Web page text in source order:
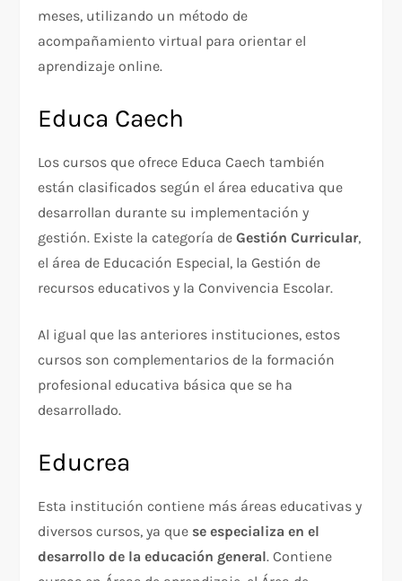
meses, utilizando un método de
acompañamiento virtual para orientar el
aprendizaje online.
Educa Caech
Los cursos que ofrece Educa Caech también
están clasificados según el área educativa que
desarrollan durante su implementación y
gestión. Existe la categoría deGestión Curricular,
el área de Educación Especial, la Gestión de
recursos educativos y la Convivencia Escolar.
Al igual que las anteriores instituciones, estos
cursos son complementarios de la formación
profesional educativa básica que se ha
desarrollado.
Educrea
Esta institución contiene más áreas educativas y
diversos cursos, ya que se especializa en el
desarrollo de la educación general. Contiene